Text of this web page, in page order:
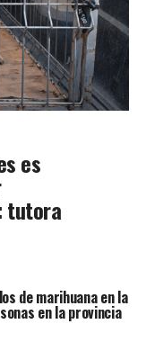
es
tutora
de marihuana en la
en la provincia